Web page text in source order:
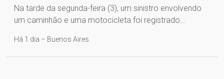
Na tarde da segunda-feira (3), um sinistro envolvendo
um caminhão e uma motocicleta foi registrado…
Há 1 dia – Buenos Aires